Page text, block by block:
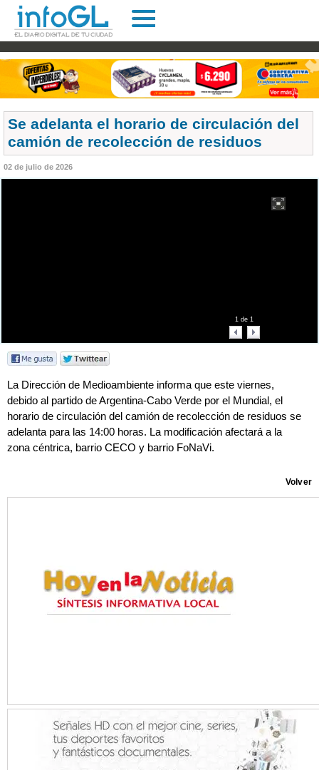
Se adelanta el horario de circulación del
camión de recolección de residuos
02 de julio de 2026
1de 1
La Dirección de Medioambiente informa que este viernes,
debido al partido de Argentina-Cabo Verde por el Mundial, el
horario de circulación del camión de recolección de residuos se
adelanta para las 14:00 horas. La modificación afectará a la
zona céntrica, barrio CECO y barrio FoNaVi.
Volver